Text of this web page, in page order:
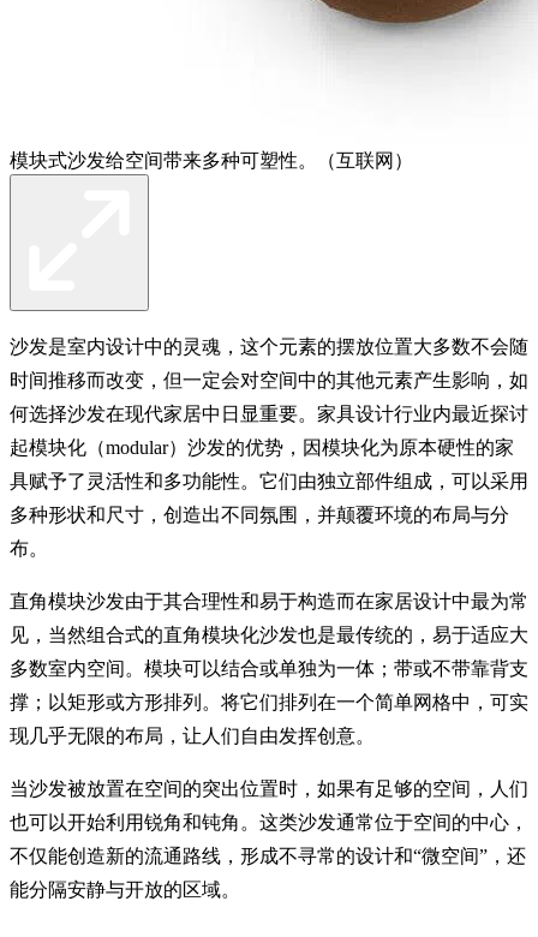
模块式沙发给空间带来多种可塑性。（互联网）
沙发是室内设计中的灵魂，这个元素的摆放位置大多数不会随
时间推移而改变，但一定会对空间中的其他元素产生影响，如
何选择沙发在现代家居中日显重要。家具设计行业内最近探讨
起模块化（modular）沙发的优势，因模块化为原本硬性的家
具赋予了灵活性和多功能性。它们由独立部件组成，可以采用
多种形状和尺寸，创造出不同氛围，并颠覆环境的布局与分
布。
直角模块沙发由于其合理性和易于构造而在家居设计中最为常
见，当然组合式的直角模块化沙发也是最传统的，易于适应大
多数室内空间。模块可以结合或单独为一体；带或不带靠背支
撑；以矩形或方形排列。将它们排列在一个简单网格中，可实
现几乎无限的布局，让人们自由发挥创意。
当沙发被放置在空间的突出位置时，如果有足够的空间，人们
也可以开始利用锐角和钝角。这类沙发通常位于空间的中心，
不仅能创造新的流通路线，形成不寻常的设计和“微空间”，还
能分隔安静与开放的区域。